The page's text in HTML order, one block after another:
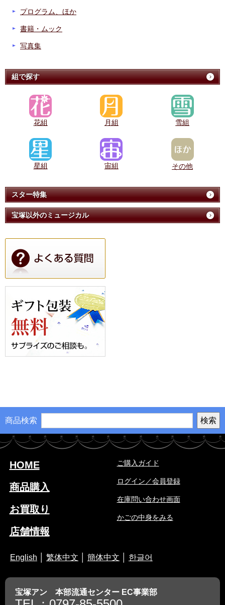
プログラム、ほか
書籍・ムック
写真集
組で探す
花組 月組 雪組
星組 宙組 その他
スター特集
宝塚以外のミュージカル
商品検索
HOME
商品購入
お買取り
店舗情報
ご購入ガイド
ログイン／会員登録
在庫問い合わせ画面
かごの中身をみる
English 繁体中文 簡体中文 한글어
宝塚アン 本部流通センター EC事業部